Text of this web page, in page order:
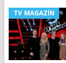
TV MAGAZIN